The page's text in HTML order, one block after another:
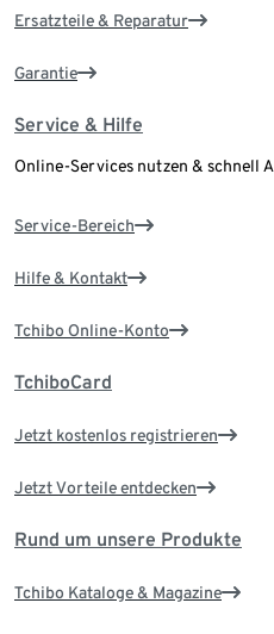
Ersatzteile & Reparatur
Garantie
Service & Hilfe
Online-Services nutzen & schnell
Service-Bereich
Hilfe & Kontakt
Tchibo Online-Konto
TchiboCard
Jetzt kostenlos registrieren
Jetzt Vorteile entdecken
Rund um unsere Produkte
Tchibo Kataloge & Magazine